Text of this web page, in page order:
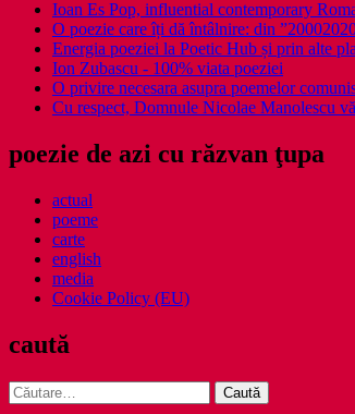
Ioan Es Pop, influential contemporary
O poezie care îți dă întâlnire: din
Energia poeziei la Poetic Hub și prin alte
Ion Zubascu - 100% viata poeziei
O privire necesara asupra poemelor
Cu respect, Domnule Nicolae Manolescu
poezie de azi cu răzvan ţupa
actual
poeme
carte
english
media
Cookie Policy (EU)
caută
Caută
după: